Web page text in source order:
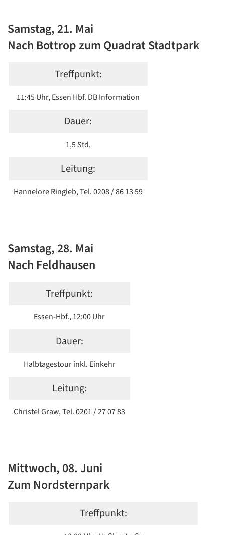
Samstag, 21. Mai
Nach Bottrop zum Quadrat Stadtpark
Treffpunkt:
11:45 Uhr, Essen Hbf. DB Information
Dauer:
1,5 Std.
Leitung:
Hannelore Ringleb, Tel. 0208 / 86 13 59
Samstag, 28. Mai
Nach Feldhausen
Treffpunkt:
Essen-Hbf., 12:00 Uhr
Dauer:
Halbtagestour inkl. Einkehr
Leitung:
Christel Graw, Tel. 0201 / 27 07 83
Mittwoch, 08. Juni
Zum Nordsternpark
Treffpunkt: